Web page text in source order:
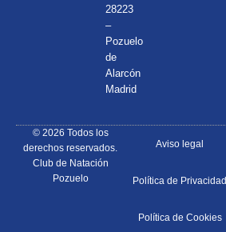
28223
–
Pozuelo
de
Alarcón
Madrid
© 2026 Todos los
derechos reservados.
Club de Natación
Pozuelo
Aviso legal
Política de Privacidad
Política de Cookies